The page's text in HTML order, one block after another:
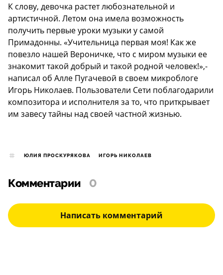
К слову, девочка растет любознательной и
артистичной. Летом она имела возможность
получить первые уроки музыки у самой
Примадонны. «Учительница первая моя! Как же
повезло нашей Вероничке, что с миром музыки ее
знакомит такой добрый и такой родной человек!»,-
написал об Алле Пугачевой в своем микроблоге
Игорь Николаев. Пользователи Сети поблагодарили
композитора и исполнителя за то, что приткрывает
им завесу тайны над своей частной жизнью.
ЮЛИЯ ПРОСКУРЯКОВА ИГОРЬ НИКОЛАЕВ
Комментарии 0
Написать комментарий